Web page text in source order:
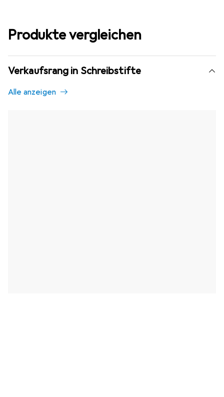
Produkte vergleichen
Verkaufsrang in Schreibstifte
Alle anzeigen